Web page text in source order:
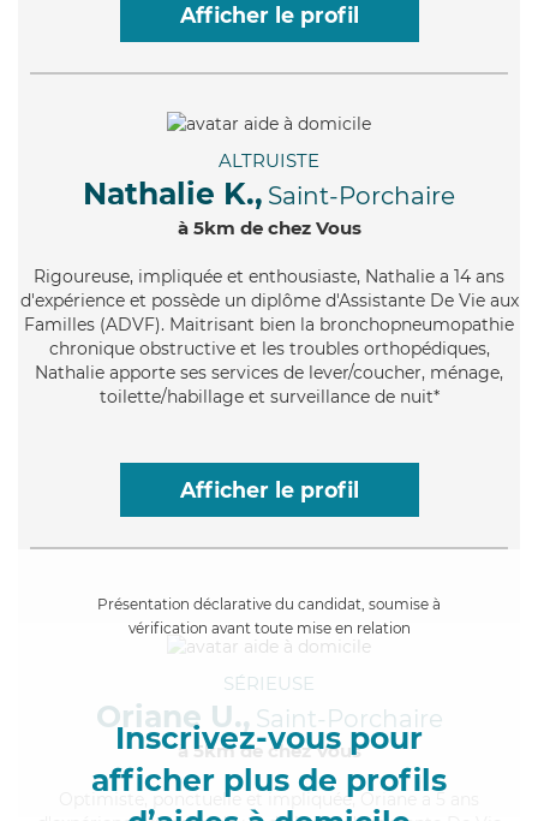
Afficher le profil
ALTRUISTE
Nathalie K., Saint-Porchaire
à 5km de chez Vous
Rigoureuse, impliquée et enthousiaste, Nathalie a 14 ans
d'expérience et possède un diplôme d'Assistante De Vie aux
Familles (ADVF). Maitrisant bien la bronchopneumopathie
chronique obstructive et les troubles orthopédiques,
Nathalie apporte ses services de lever/coucher, ménage,
toilette/habillage et surveillance de nuit*
Afficher le profil
Présentation déclarative du candidat, soumise à
vérification avant toute mise en relation
Inscrivez-vous pour
afficher plus de profils
SÉRIEUSE
Oriane U., Saint-Porchaire
à 5km de chez Vous
, ponctuelle et impliquée, Oriane a 5 ans